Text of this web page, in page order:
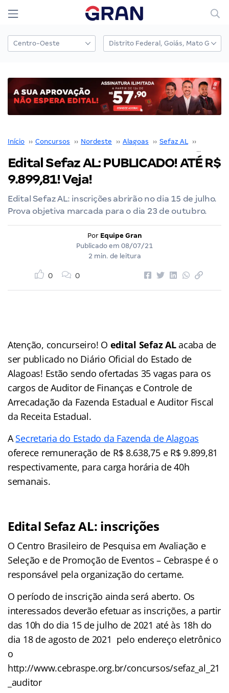
Início ›› Concursos ›› Nordeste ›› Alagoas ›› Sefaz AL ››
Edital Sefaz AL: PUBLICADO! ATÉ R$
9.899,81! Veja!
Edital Sefaz AL: inscrições abrirão no dia 15 de julho.
Prova objetiva marcada para o dia 23 de outubro.
Por Equipe Gran
Publicado em 08/07/21
2 min. de leitura
0 0
Atenção, concurseiro! O edital Sefaz ALacaba de
ser publicado no Diário Oficial do Estado de
Alagoas! Estão sendo ofertadas 35 vagas para os
cargos de Auditor de Finanças e Controle de
Arrecadação da Fazenda Estadual e Auditor Fiscal
da Receita Estadual.
ASecretaria do Estado da Fazenda de Alagoas
oferece remuneração de R$ 8.638,75 e R$ 9.899,81
respectivamente, para carga horária de 40h
semanais.
Edital Sefaz AL: inscrições
O Centro Brasileiro de Pesquisa em Avaliação e
Seleção e de Promoção de Eventos – Cebraspe é o
responsável pela organização do certame.
O período de inscrição ainda será aberto. Os
interessados deverão efetuar as inscrições, a partir
das 10h do dia 15 de julho de 2021 até às 18h do
dia 18 de agosto de 2021 pelo endereço eletrônico
o
http://www.cebraspe.org.br/concursos/sefaz_al_21
_auditor